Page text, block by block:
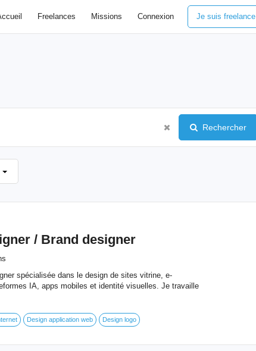
Freelances Missions Connexion Je suis freelance
Rechercher
/ Brand designer
spécialisée dans le design de sites vitrine, e-
IA, apps mobiles et identité visuelles. Je travaille
Design application web Design logo